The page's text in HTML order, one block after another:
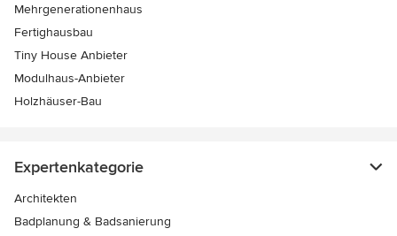
Mehrgenerationenhaus
Fertighausbau
Tiny House Anbieter
Modulhaus-Anbieter
Holzhäuser-Bau
Expertenkategorie
Architekten
Badplanung & Badsanierung